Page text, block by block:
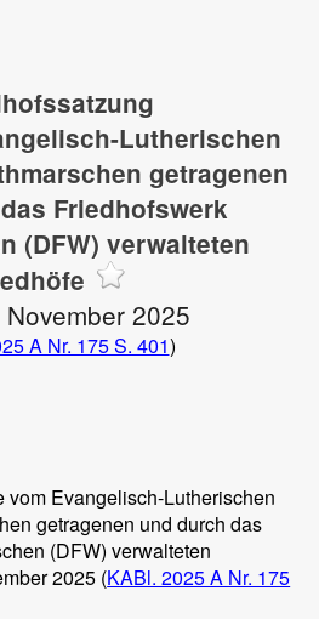
Lutherischen
getragenen
Friedhofswerk
(DFW) verwalteten
2025
A Nr. 175 S. 401)
vom Evangelisch-Lutherischen
getragenen und durch das
(DFW) verwalteten
2025 (KABl. 2025 A Nr. 175